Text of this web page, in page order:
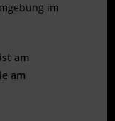
im
am
am